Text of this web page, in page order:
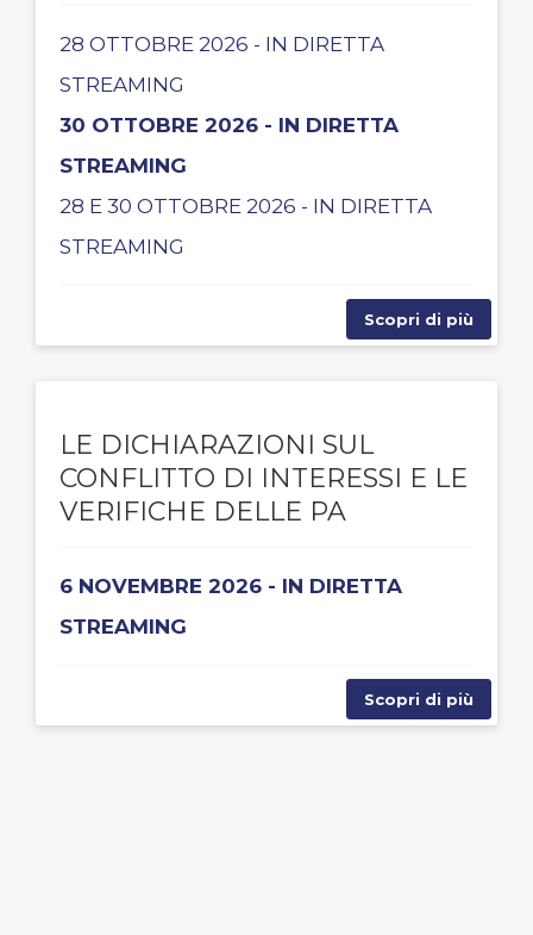
28 OTTOBRE 2026 - IN DIRETTA
STREAMING
30 OTTOBRE 2026 - IN DIRETTA
STREAMING
28 E 30 OTTOBRE 2026 - IN DIRETTA
STREAMING
Scopri di più
LE DICHIARAZIONI SUL
CONFLITTO DI INTERESSI E LE
VERIFICHE DELLE PA
6 NOVEMBRE 2026 - IN DIRETTA
STREAMING
Scopri di più